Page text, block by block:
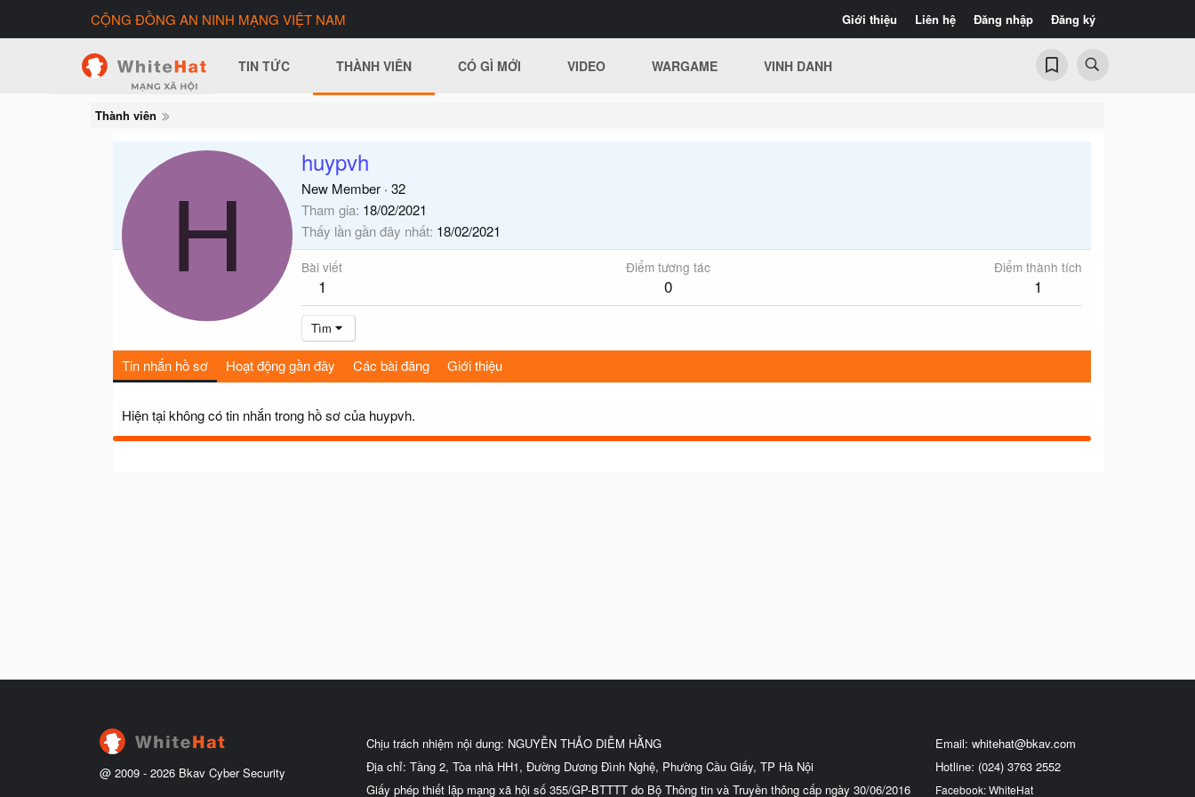
Giới thiệu Liên hệ Đăng nhập Đăng ký
CỘNG ĐỒNG AN NINH MẠNG VIỆT NAM
TIN TỨC THÀNH VIÊN CÓ GÌ MỚI VIDEO WARGAME VINH DANH
Thành viên
H
huypvh
New Member · 32
Tham gia 18/02/2021
Thấy lần gần đây nhất 18/02/2021
Bài viết
1
Điểm tương tác
0
Điểm thành tích
1
Tìm
Tin nhắn hồ sơ Hoạt động gần đây Các bài đăng Giới thiệu
Hiện tại không có tin nhắn trong hồ sơ của huypvh.
@ 2009 - 2026 Bkav Cyber Security
Chịu trách nhiệm nội dung: NGUYỄN THẢO DIỄM HẰNG
Địa chỉ: Tầng 2, Tòa nhà HH1, Đường Dương Đình Nghệ, Phường Cầu Giấy, TP Hà Nội
Giấy phép thiết lập mạng xã hội số 355/GP-BTTTT do Bộ Thông tin và Truyền thông cấp ngày 30/06/2016
Email: whitehat@bkav.com
Hotline: (024) 3763 2552
Facebook: WhiteHat